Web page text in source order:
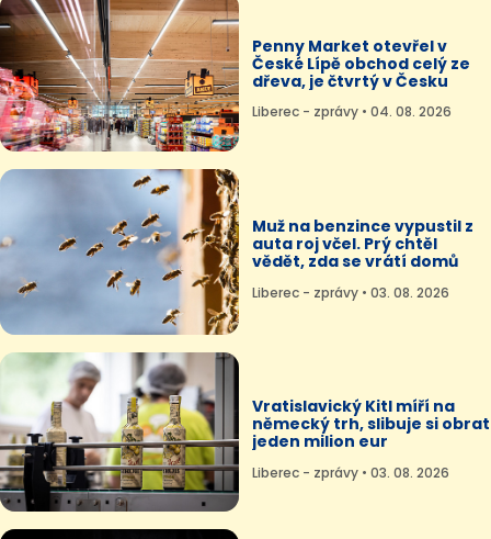
Penny Market otevřel v
České Lípě obchod celý ze
dřeva, je čtvrtý v Česku
Liberec - zprávy • 04. 08. 2026
Muž na benzince vypustil z
auta roj včel. Prý chtěl
vědět, zda se vrátí domů
Liberec - zprávy • 03. 08. 2026
Vratislavický Kitl míří na
německý trh, slibuje si obrat
jeden milion eur
Liberec - zprávy • 03. 08. 2026